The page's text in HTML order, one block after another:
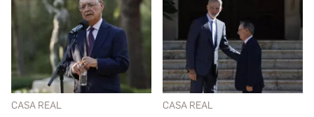
CASA REAL CASA REAL